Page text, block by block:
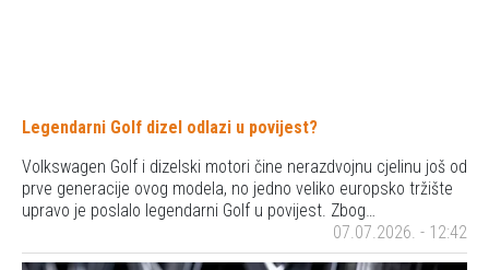
Legendarni Golf dizel odlazi u povijest?
Volkswagen Golf i dizelski motori čine nerazdvojnu cjelinu još od
prve generacije ovog modela, no jedno veliko europsko tržište
upravo je poslalo legendarni Golf u povijest. Zbog…
07.07.2026. - 12:42